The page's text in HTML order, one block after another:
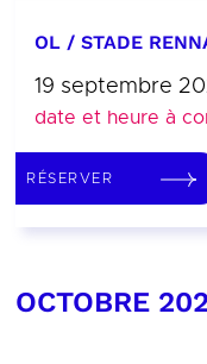
OL / STADE
19 septembre
date et heure à
RÉSERVER
OCTOBRE